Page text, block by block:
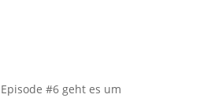
#6 geht es um